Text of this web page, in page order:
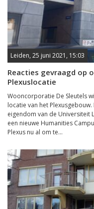
Leiden, 25 juni 2021, 15:03
Reacties gevraagd op
Plexuslocatie
Wooncorporatie De Sleutels
locatie van het
eigendom van de Universiteit
een nieuwe Humanities
Plexus nu al om te...